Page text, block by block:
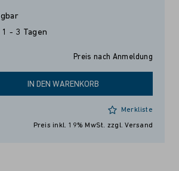
Preis nach Anmeldung
- 3 Tagen
IN DEN WARENKORB
Merkliste
Preis inkl. 19% MwSt. zzgl. Versand